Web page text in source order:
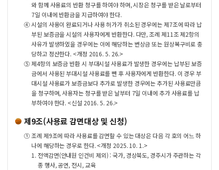
와 함께 사용료의 반환 청구를 하여야 하며, 시장은 청구를 받은 날로부터
7일 이내에 반환금을 지급하여야 한다.
④시설의 사용이 완료되거나 사용 허가가 취소된 경우에는 제7조에 따라 납
부된 보증금을 시설의 사용자에게 반환한다. 다만, 조례 제11조 제2항의
사유가 발생하였을 경우에는 이에 해당하는 변상금 또는 원상복구비로 충
당하고 정산한다. <개정 2016. 5. 26.>
⑤제4항의 보증금 반환 시 부대시설 사용료가 발생한 경우에는 납부된 보증
금에서 사용된 부대시설 사용료를 뺀 후 사용자에게 반환한다. 이 경우 부
대시설 사용료가 보증금보다 추가로 발생한 경우에는 추가된 사용료만큼
을 청구하며, 사용자는 청구를 받은 날부터 7일 이내에 추가 사용료를 납
부하여야 한다. <신설 2016. 5. 26.>
제9조(사용료 감면대상 및 신청)
①조례 제9조에 따라 사용료를 감면할 수 있는 대상은 다음 각 호의 어느 하
나에 해당하는 경우로 한다. <개정 2025. 10. 1.>
1. 전액감면(안내원 인건비 제외) : 국가, 경상북도, 경주시가 주관하는 각
종 행사, 공연, 전시, 교육